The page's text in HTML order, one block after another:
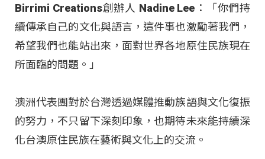
Birrimi Creations創辦人 Nadine Lee：「你們持
續傳承自己的文化與語言，這件事也激勵著我們，
希望我們也能站出來，面對世界各地原住民族現在
所面臨的問題。」
澳洲代表團對於台灣透過媒體推動族語與文化復振
的努力，不只留下深刻印象，也期待未來能持續深
化台澳原住民族在藝術與文化上的交流。